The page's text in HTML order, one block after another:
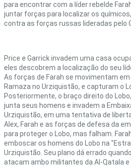
para encontrar com a líder rebelde
juntar forças para localizar os
contra as forças russas lideradas pelo
Price e Garrick invadem uma casa
eles descobrem a localização do seu
As forças de Farah se movimentam em
Ramaza no Urziquistão, e capturam o
Posteriormente, o braço direito do
junta seus homens e invadem a
Urziquistão, em uma tentativa de
Alex, Farah e as forças de defesa da
para proteger o Lobo, mas falham.
emboscar os homens do Lobo na
Urziquistão. Seu plano dá errado
atacam ambo militantes da Al-Qatala e